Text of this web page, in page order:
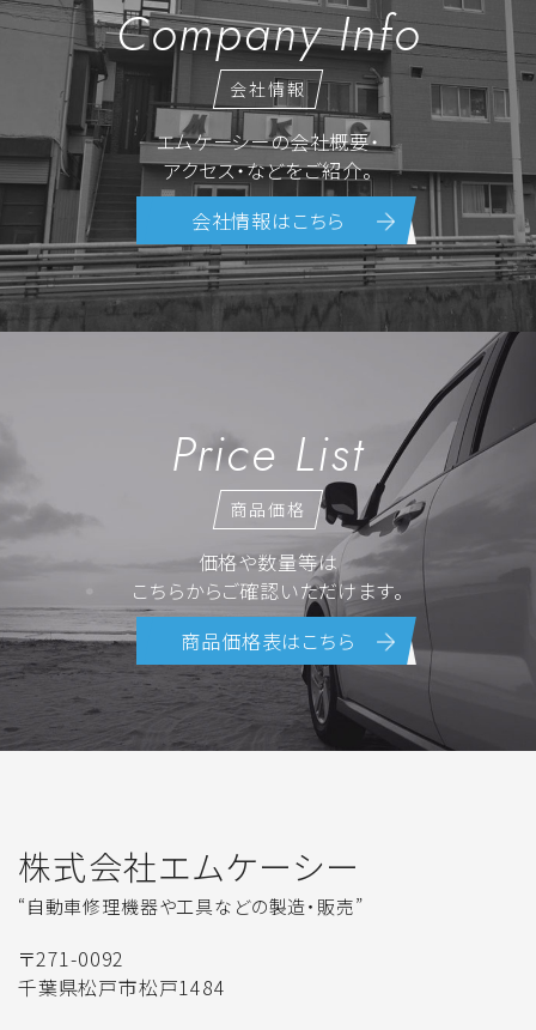
Company Info
会社情報
エムケーシーの会社概要・
アクセス・などをご紹介。
会社情報はこちら
Price List
商品価格
価格や数量等は
こちらからご確認いただけます。
商品価格表はこちら
株式会社エムケーシー
“自動車修理機器や工具などの製造・販売”
〒271-0092
千葉県松戸市松戸1484